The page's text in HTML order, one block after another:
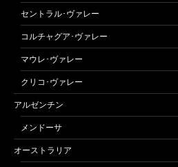
セントラル･ヴァレー
コルチャグア･ヴァレー
マウレ･ヴァレー
クリコ･ヴァレー
アルゼンチン
メンドーサ
オーストラリア